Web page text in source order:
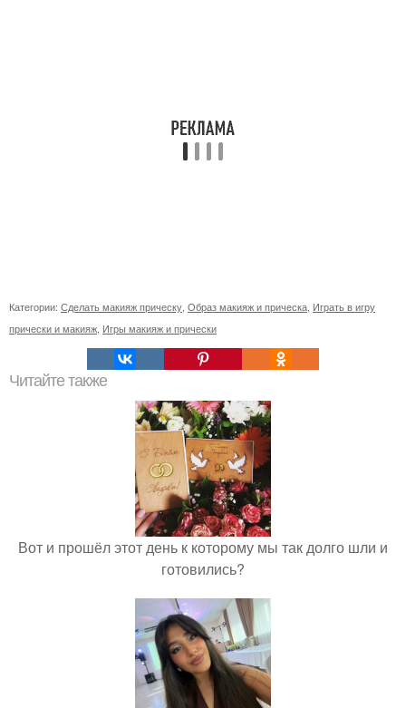
Категории: Сделать макияж прическу, Образ макияж и прическа, Играть в игру
прически и макияж, Игры макияж и прически
Читайте также
Вот и прошёл этот день к которому мы так долго шли и
готовились?